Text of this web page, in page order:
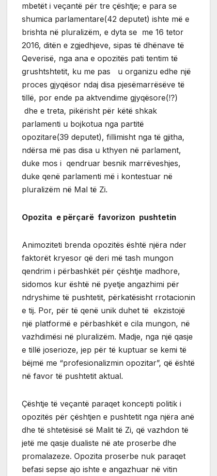
mbetët i veçantë për tre çështje; e para se
shumica parlamentare(42 deputet) ishte më e
brishta në pluralizëm, e dyta se me 16 tetor
2016, ditën e zgjedhjeve, sipas të dhënave të
Qeverisë, nga ana e opozitës pati tentim të
grushtshtetit, ku me pas u organizu edhe një
proces gjyqësor ndaj disa pjesëmarrësëve të
tillë, por ende pa aktvendime gjyqësore(!?)
dhe e treta, pikërisht për këtë shkak
parlamenti u bojkotua nga partitë
opozitare(39 deputet), fillimisht nga të gjitha,
ndërsa më pas disa u kthyen në parlament,
duke mos i qendruar besnik marrëveshjes,
duke qenë parlamenti më i kontestuar në
pluralizëm në Mal të Zi.
Opozita e përçarë favorizon pushtetin
Animoziteti brenda opozitës është njëra nder
faktorët kryesor që deri më tash mungon
qendrim i përbashkët për çështje madhore,
sidomos kur është në pyetje angazhimi për
ndryshime të pushtetit, përkatësisht rrotacionin
e tij. Por, për të qenë unik duhet të ekzistojë
një platformë e përbashkët e cila mungon, në
vazhdimësi në pluralizëm. Madje, nga një qasje
e tillë joserioze, jep për të kuptuar se kemi të
bëjmë me “profesionalizmin opozitar”, që është
në favor të pushtetit aktual.
Çështje të veçantë paraqet koncepti politik i
opozitës për çështjen e pushtetit nga njëra anë
dhe të shtetësisë së Malit të Zi, që vazhdon të
jetë me qasje dualiste në ate proserbe dhe
promalazeze. Opozita proserbe nuk paraqet
befasi sepse ajo ishte e angazhuar në vitin